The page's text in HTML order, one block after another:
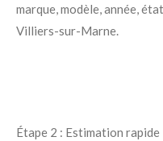
marque, modèle, année,
Villiers-sur-Marne.
Étape 2 : Estimation rapide